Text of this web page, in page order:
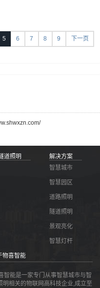
5 6 7 8 9 下一页
道照明
解决方案
智慧城市
智慧园区
道路照明
隧道照明
景观亮化
智慧灯杆
物喜智能
智能是一家专门从事智慧城市与智
明相关的物联网高科技企业,成立至